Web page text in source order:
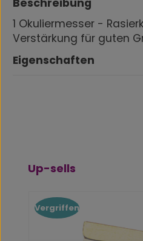
Beschreibung
1 Okuliermesser -
Verstärkung für guten
Eigenschaften
Produktgalerie überspringen
Up-sells
Vergriffen